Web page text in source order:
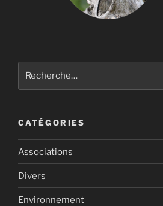
CATÉGORIES
Associations
Divers
Environnement